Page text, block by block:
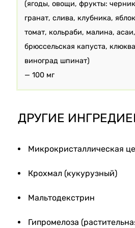
(ягоды, овощи, фрукты:
гранат, слива, клубника,
томат, кольраби, малина,
брюссельская капуста,
виноград шпинат)
— 100 мг
ДРУГИЕ
Микрокристаллическая
Крохмал (кукурузный)
Мальтодекстрин
Гипромелоза